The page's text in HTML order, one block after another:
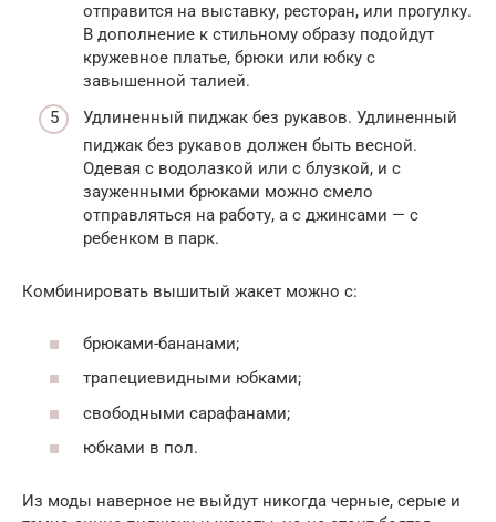
отправится на выставку, ресторан, или прогулку.
В дополнение к стильному образу подойдут
кружевное платье, брюки или юбку с
завышенной талией.
Удлиненный пиджак без рукавов. Удлиненный
пиджак без рукавов должен быть весной.
Одевая с водолазкой или с блузкой, и с
зауженными брюками можно смело
отправляться на работу, а с джинсами — с
ребенком в парк.
Комбинировать вышитый жакет можно с:
брюками-бананами;
трапециевидными юбками;
свободными сарафанами;
юбками в пол.
Из моды наверное не выйдут никогда черные, серые и